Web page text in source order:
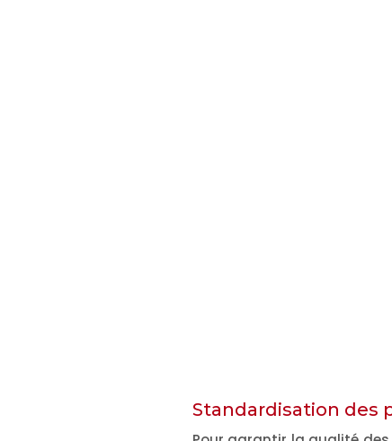
Standardisation des